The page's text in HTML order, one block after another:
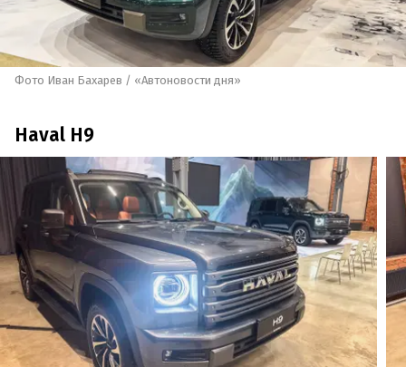
Фото Иван Бахарев / «Автоновости дня»
Haval H9